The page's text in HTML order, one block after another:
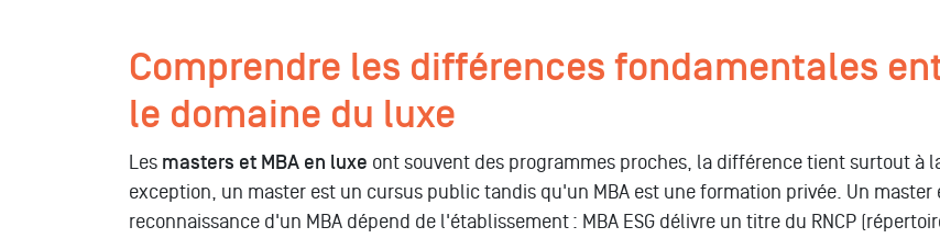
Comprendre les différences fondamentales
le domaine du luxe
Les masters et MBA en luxe ont souvent des programmes proches, la différence tient surtout à
exception, un master est un cursus public tandis qu'un MBA est une formation privée. Un
reconnaissance d'un MBA dépend de l'établissement : MBA ESG délivre un titre du RNCP